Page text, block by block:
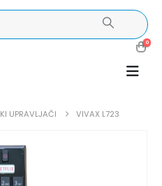
0
UPRAVLJAČI VIVAX L723